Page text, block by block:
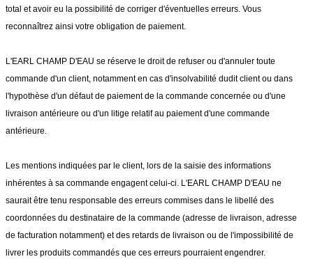
total et avoir eu la possibilité de corriger d'éventuelles erreurs. Vous
reconnaîtrez ainsi votre obligation de paiement.
L'EARL CHAMP D'EAU se réserve le droit de refuser ou d'annuler toute
commande d'un client, notamment en cas d'insolvabilité dudit client ou dans
l'hypothèse d'un défaut de paiement de la commande concernée ou d'une
livraison antérieure ou d'un litige relatif au paiement d'une commande
antérieure.
Les mentions indiquées par le client, lors de la saisie des informations
inhérentes à sa commande engagent celui-ci. L'EARL CHAMP D'EAU ne
saurait être tenu responsable des erreurs commises dans le libellé des
coordonnées du destinataire de la commande (adresse de livraison, adresse
de facturation notamment) et des retards de livraison ou de l'impossibilité de
livrer les produits commandés que ces erreurs pourraient engendrer.